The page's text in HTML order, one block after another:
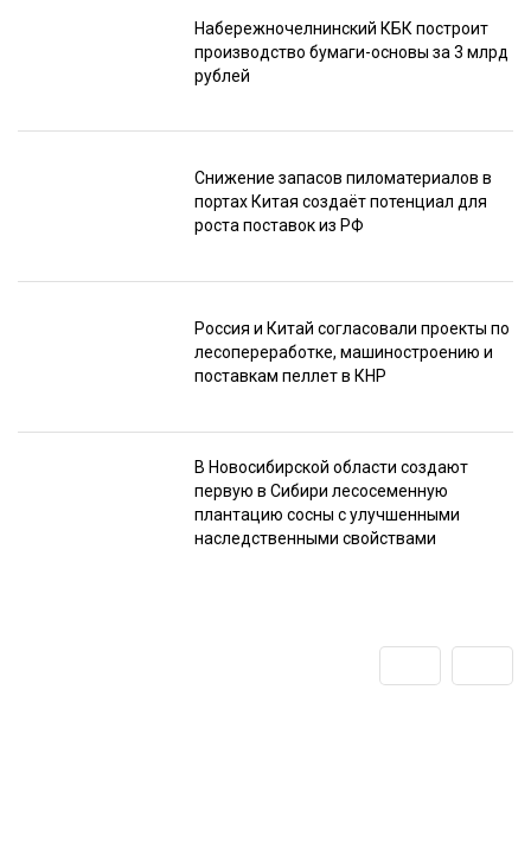
Набережночелнинский КБК построит
производство бумаги-основы за 3 млрд
рублей
Снижение запасов пиломатериалов в
портах Китая создаёт потенциал для
роста поставок из РФ
Россия и Китай согласовали проекты по
лесопереработке, машиностроению и
поставкам пеллет в КНР
В Новосибирской области создают
первую в Сибири лесосеменную
плантацию сосны с улучшенными
наследственными свойствами